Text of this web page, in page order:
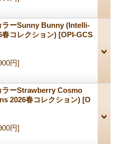
ラーSunny Bunny (Intelli-
コレクション) [OPI-GCS
円]
ラーStrawberry Cosmo
2026春コレクション) [O
円]